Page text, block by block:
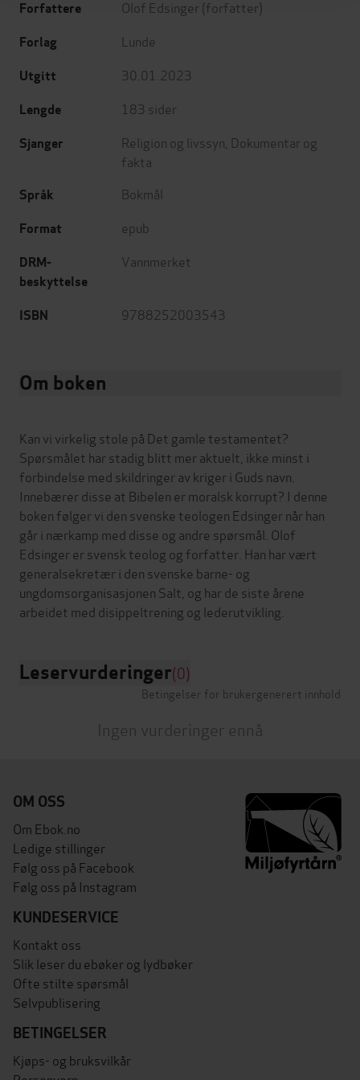
Forfattere Olof Edsinger (forfatter)
Forlag Lunde
Utgitt 30.01.2023
Lengde 183 sider
Sjanger Religion og livssyn Dokumentar og
fakta
Språk Bokmål
Format epub
DRM-
beskyttelse
Vannmerket
ISBN 9788252003543
Om boken
Kan vi virkelig stole på Det gamle testamentet?
Spørsmålet har stadig blitt mer aktuelt, ikke minst i
forbindelse med skildringer av kriger i Guds navn.
Innebærer disse at Bibelen er moralsk korrupt? I denne
boken følger vi den svenske teologen Edsinger når han
går i nærkamp med disse og andre spørsmål. Olof
Edsinger er svensk teolog og forfatter. Han har vært
generalsekretær i den svenske barne- og
ungdomsorganisasjonen Salt, og har de siste årene
Leservurderinger(0)
Betingelser for brukergenerert innhold
Ingen vurderinger ennå
OM OSS
Om Ebok.no
Ledige stillinger
Følg oss på Facebook
Følg oss på Instagram
KUNDESERVICE
Kontakt oss
Slik leser du ebøker og lydbøker
Ofte stilte spørsmål
Selvpublisering
BETINGELSER
Kjøps- og bruksvilkår